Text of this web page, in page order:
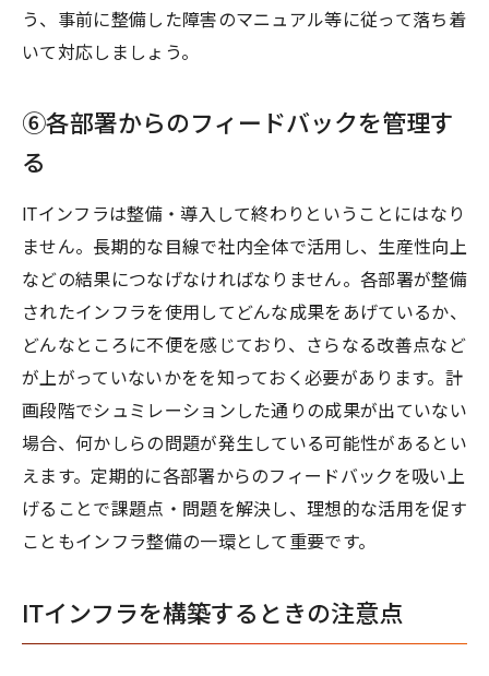
う、事前に整備した障害のマニュアル等に従って落ち着
いて対応しましょう。
⑥各部署からのフィードバックを管理す
る
ITインフラは整備・導入して終わりということにはなり
ません。長期的な目線で社内全体で活用し、生産性向上
などの結果につなげなければなりません。各部署が整備
されたインフラを使用してどんな成果をあげているか、
どんなところに不便を感じており、さらなる改善点など
が上がっていないかをを知っておく必要があります。計
画段階でシュミレーションした通りの成果が出ていない
場合、何かしらの問題が発生している可能性があるとい
えます。定期的に各部署からのフィードバックを吸い上
げることで課題点・問題を解決し、理想的な活用を促す
こともインフラ整備の一環として重要です。
ITインフラを構築するときの注意点